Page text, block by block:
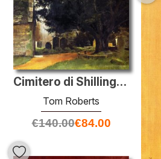
Cimitero di Shillingstone
Tom Roberts
€140.00€84.00